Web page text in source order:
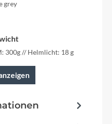
grey
300g // Helmlicht: 18 g